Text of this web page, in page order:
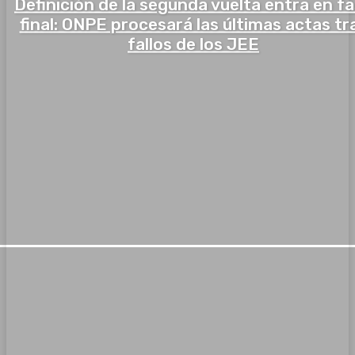
final: ONPE procesará las últimas actas
fallos de los JEE